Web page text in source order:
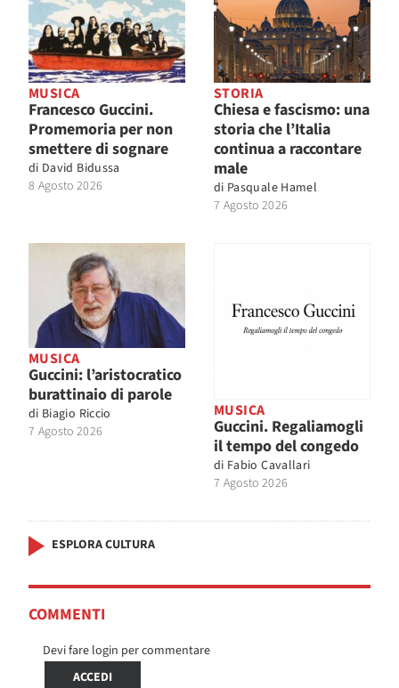
MUSICA
Francesco Guccini.
Promemoria per non
smettere di sognare
di David Bidussa
8 Agosto 2026
STORIA
Chiesa e fascismo: una
storia che l’Italia
continua a raccontare
male
di Pasquale Hamel
7 Agosto 2026
MUSICA
Guccini: l’aristocratico
burattinaio di parole
di Biagio Riccio
7 Agosto 2026
MUSICA
Guccini. Regaliamogli
il tempo del congedo
di Fabio Cavallari
7 Agosto 2026
ESPLORA CULTURA
COMMENTI
Devi fare login per commentare
ACCEDI